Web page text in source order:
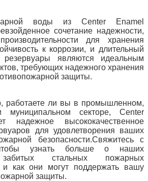
воды из Center Enamel
сочетание надежности,
для хранения
к коррозии, и длительный
являются идеальным
требующих надежного хранения
защиты.
работаете ли вы в промышленном,
муниципальном секторе, Center
надежное высококачественное
для удовлетворения ваших
безопасности.Свяжитесь с
узнать больше о наших
забитых стальных пожарных
и как они могут поддержать вашу
защиты.